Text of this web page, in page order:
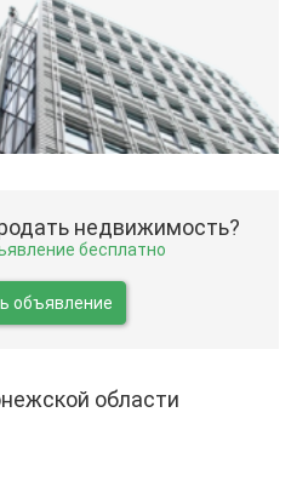
недвижимость?
бесплатно
объявление
области